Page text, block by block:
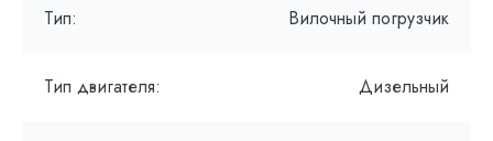
Тип: Вилочный погрузчик
Тип двигателя: Дизельный